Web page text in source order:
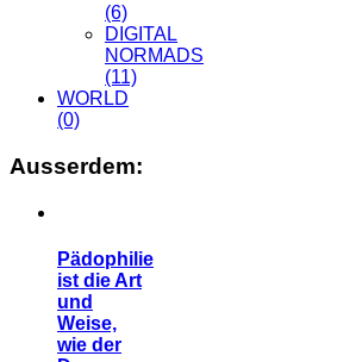
(6)
DIGITAL
NORMADS
(11)
WORLD
(0)
Ausserdem:
Pädophilie
ist die Art
und
Weise,
wie der